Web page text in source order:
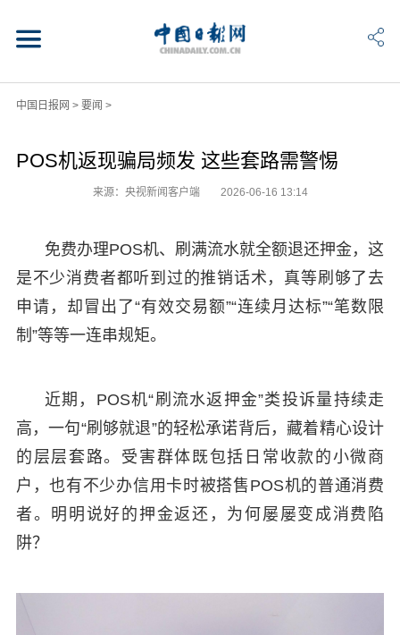
中国日报网 > 要闻 >
POS机返现骗局频发 这些套路需警惕
来源：央视新闻客户端 2026-06-16 13:14
免费办理POS机、刷满流水就全额退还押金，这
是不少消费者都听到过的推销话术，真等刷够了去
申请，却冒出了“有效交易额”“连续月达标”“笔数限
制”等等一连串规矩。
近期，POS机“刷流水返押金”类投诉量持续走
高，一句“刷够就退”的轻松承诺背后，藏着精心设计
的层层套路。受害群体既包括日常收款的小微商
户，也有不少办信用卡时被搭售POS机的普通消费
者。明明说好的押金返还，为何屡屡变成消费陷
阱？